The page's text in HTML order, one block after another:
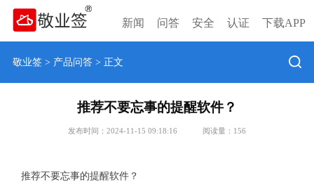
新闻 问答 安全 认证 下载APP
敬业签> 产品问答> 正文
推荐不要忘事的提醒软件？
发布时间：2024-11-15 09:18:16 阅读量： 156
推荐不要忘事的提醒软件？